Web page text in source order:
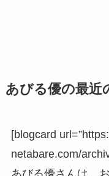
あびる優の最近
[blogcard
netabare.com/